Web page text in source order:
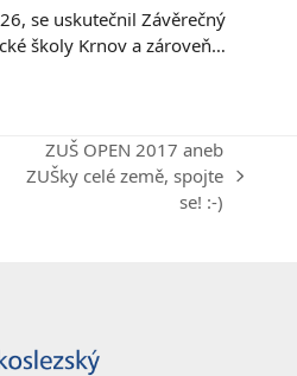
se uskutečnil Závěrečný
školy Krnov a zároveň…
next
ZUŠ OPEN 2017 aneb
ZUŠky celé země, spojte
se! :-)